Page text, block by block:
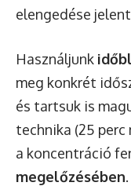
elengedése
Használjunk
meg konkrét
és tartsuk is
technika (25
a koncentráció
megelőzésében